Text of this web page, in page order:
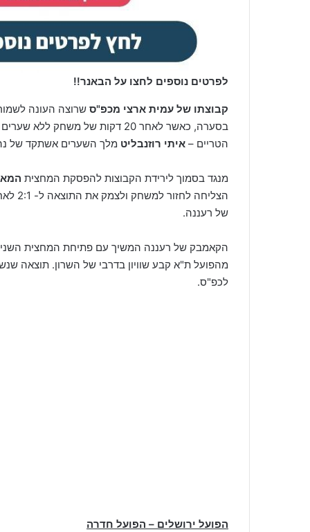
לפרטים נוספים לחצו על הבאנר!!
קבוצתו של עמית ארצי מכפ"ס שרוצה העונה
הטריים – איתי רוזנבליט מלך השערים אשתקד של
מנגד בסמוך לירידת הקבוצות להפסקת המחצית
הצליחה לחזור למשחק ולצמק את התוצאה ל- 2:1 לאחר בעיטה מוצלחת מ-11 מטרים של
של רעננה.
הקאמבק של רעננה המשיך עם פתיחת המחצית השנייה,
לכפ"ס.
הפועל ירושלים – הפועל חדרה